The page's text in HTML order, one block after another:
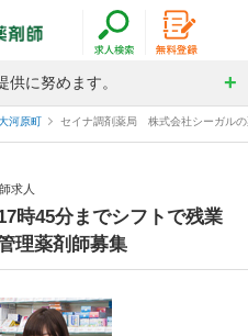
に努めます。
河原町 セイナ調剤薬局 株式会社シーガルの
求人
時45分までシフトで残業
理薬剤師募集